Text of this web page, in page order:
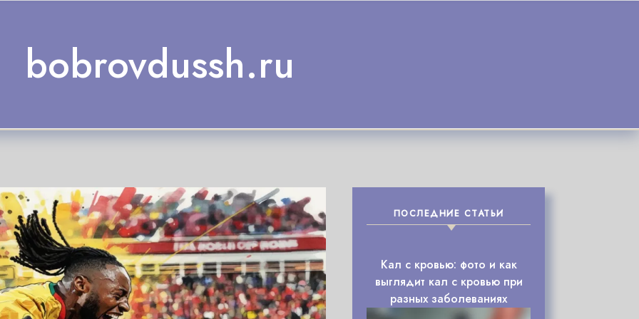
bobrovdussh.ru
ПОСЛЕДНИЕ СТАТЬИ
Кал с кровью: фото и как
выглядит кал с кровью при
разных заболеваниях